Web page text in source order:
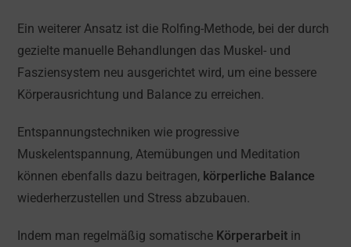
Ein weiterer Ansatz ist die Rolfing-Methode, bei der durch
gezielte manuelle Behandlungen das Muskel- und
Fasziensystem neu ausgerichtet wird, um eine bessere
Körperausrichtung und Balance zu erreichen.
Entspannungstechniken wie progressive
Muskelentspannung, Atemübungen und Meditation
können ebenfalls dazu beitragen, körperliche Balance
wiederherzustellen und Stress abzubauen.
Indem man regelmäßig somatische Körperarbeit in